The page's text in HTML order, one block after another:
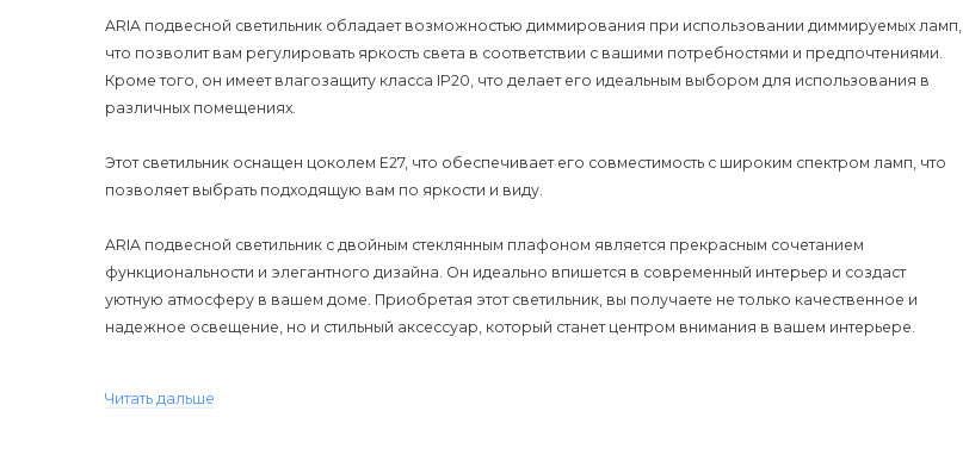
ARIA подвесной светильник обладает возможностью диммирования при использовании диммируемых ламп,
что позволит вам регулировать яркость света в соответствии с вашими потребностями и предпочтениями.
Кроме того, он имеет влагозащиту класса IP20, что делает его идеальным выбором для использования в
различных помещениях.
Этот светильник оснащен цоколем E27, что обеспечивает его совместимость с широким спектром ламп, что
позволяет выбрать подходящую вам по яркости и виду.
ARIA подвесной светильник с двойным стеклянным плафоном является прекрасным сочетанием
функциональности и элегантного дизайна. Он идеально впишется в современный интерьер и создаст
уютную атмосферу в вашем доме. Приобретая этот светильник, вы получаете не только качественное и
надежное освещение, но и стильный аксессуар, который станет центром внимания в вашем интерьере.
надежность данного изделия.
Читать дальше